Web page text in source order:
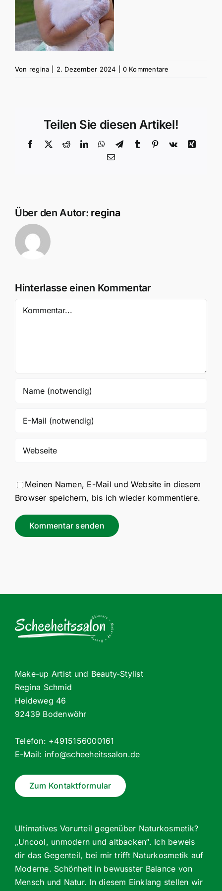
Von regina 2. Dezember 2024 0 Kommentare
Teilen Sie diesen Artikel!
Facebook
X RedditLinkedInWhatsApp
TelegramTumblr Pinterest
Vk
Xing
E-
Über den Autor: regina
Hinterlasse einen Kommentar
Meinen Namen, E-Mail und Website in diesem
Browser speichern, bis ich wieder kommentiere.
Make-up Artist und Beauty-Stylist
Regina Schmid
Heideweg 46
92439 Bodenwöhr
Telefon: +4915156000161
E-Mail: info@scheeheitssalon.de
Zum Kontaktformular
Ultimatives Vorurteil gegenüber Naturkosmetik?
„Uncool, unmodern und altbacken“. Ich beweis
dir das Gegenteil, bei mir trifft Naturkosmetik auf
Moderne. Schönheit in bewusster Balance von
Mensch und Natur. In diesem Einklang stellen wir